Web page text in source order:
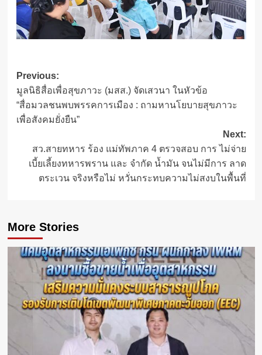
Post
navigation
Previous:
มูลนิธิสื่อเพื่อสุขภาวะ (มสส.) จัดเสวนา ในหัวข้อ
“สื่อมวลชนพบพรรคการเมือง : ถามหานโยบายสุขภาวะ
เพื่อสังคมยั่งยืน”
Next:
สว.สายทหาร ร้อง แม่ทัพภาค 4 ตรวจสอบ การ ไม่จ่าย
เบี้ยเลี้ยงทหารพราน และ จำกัด น้ำมัน จนไม่มีการ ลาด
ตระเวน จริงหรือไม่ หวั่นกระทบความไม่สงบในพื้นที่
More Stories